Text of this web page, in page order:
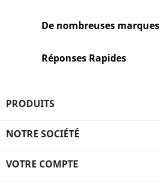
De nombreuses marques
Réponses Rapides
PRODUITS
NOTRE SOCIÉTÉ
VOTRE COMPTE